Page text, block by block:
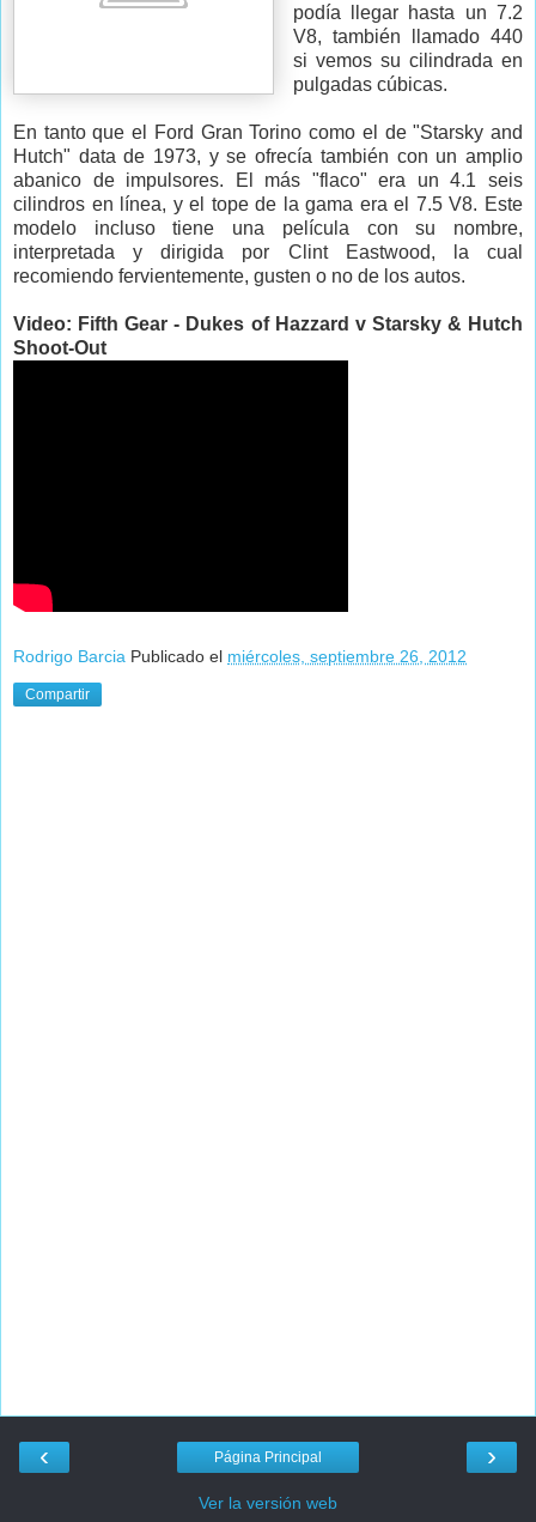
podía llegar hasta un 7.2
V8, también llamado 440
si vemos su cilindrada en
pulgadas cúbicas.
En tanto que el Ford Gran Torino como el de "Starsky and
Hutch" data de 1973, y se ofrecía también con un amplio
abanico de impulsores. El más "flaco" era un 4.1 seis
cilindros en línea, y el tope de la gama era el 7.5 V8. Este
modelo incluso tiene una película con su nombre,
interpretada y dirigida por Clint Eastwood, la cual
recomiendo fervientemente, gusten o no de los autos.
Video: Fifth Gear - Dukes of Hazzard v Starsky & Hutch
Shoot-Out
Rodrigo Barcia Publicado el miércoles, septiembre 26, 2012
Compartir
‹ ›
Página Principal
Ver la versión web